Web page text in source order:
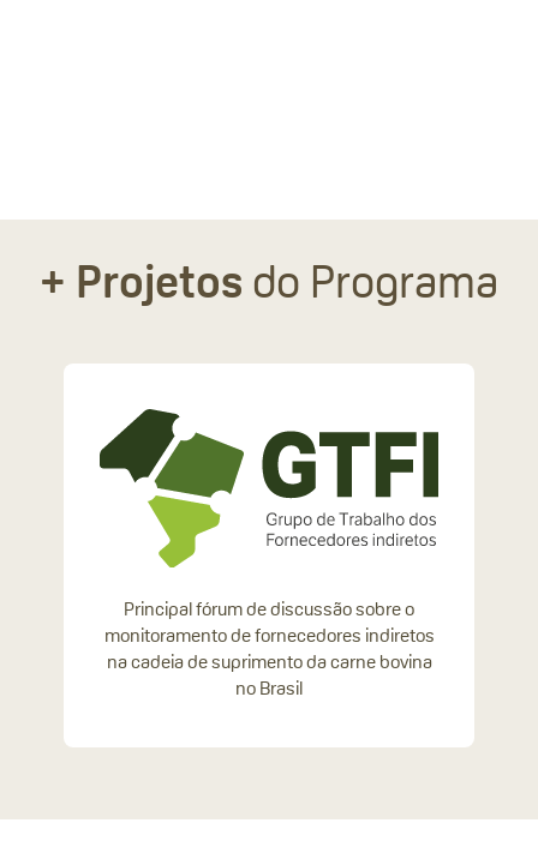
+ Projetos do Programa
Principal fórum de discussão sobre o
monitoramento de fornecedores indiretos
na cadeia de suprimento da carne bovina
no Brasil